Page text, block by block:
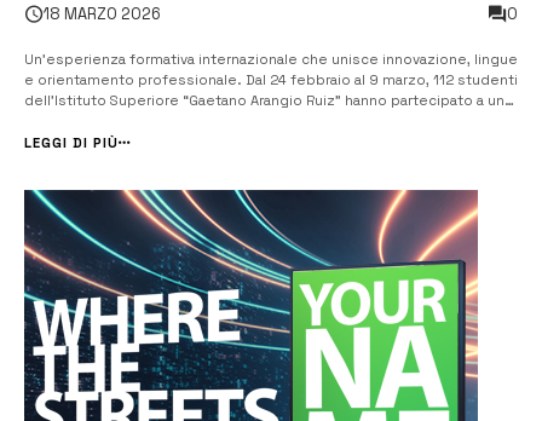
18 MARZO 2026 0
Un’esperienza formativa internazionale che unisce innovazione, lingue
e orientamento professionale. Dal 24 febbraio al 9 marzo, 112 studenti
dell’Istituto Superiore “Gaetano Arangio Ruiz” hanno partecipato a un
“Formazione Scuola Lavoro: Stem e Multilinguismo”, realizzato in co...
LEGGI DI PIÙ